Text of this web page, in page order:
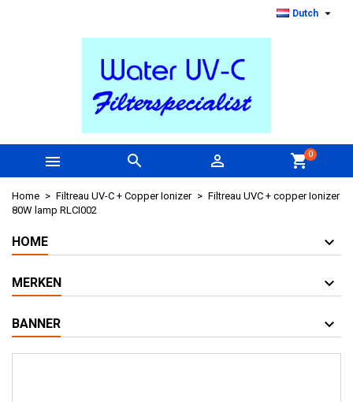
Dutch 
   shopping_cart0
Home Filtreau UV-C + Copper Ionizer
Filtreau UVC + copper Ionizer
80W lamp RLCI002
HOME
MERKEN
BANNER